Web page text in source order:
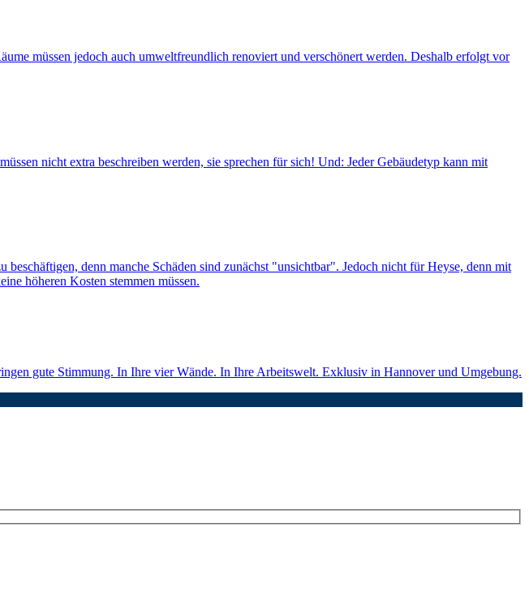
müssen jedoch auch umweltfreundlich renoviert und verschönert werden. Deshalb erfolgt vor
nicht extra beschreiben werden, sie sprechen für sich! Und: Jeder Gebäudetyp kann mit
denn manche Schäden sind zunächst "unsichtbar". Jedoch nicht für Heyse, denn mit
höheren Kosten stemmen müssen.
gute Stimmung. In Ihre vier Wände. In Ihre Arbeitswelt. Exklusiv in Hannover und Umgebung.